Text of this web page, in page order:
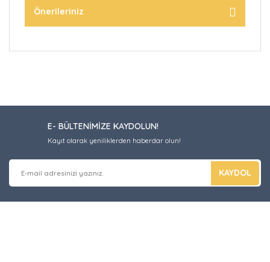
Önerileriniz
E- BÜLTENİMİZE KAYDOLUN!
Kayıt olarak yeniliklerden haberdar olun!
KAYDOL